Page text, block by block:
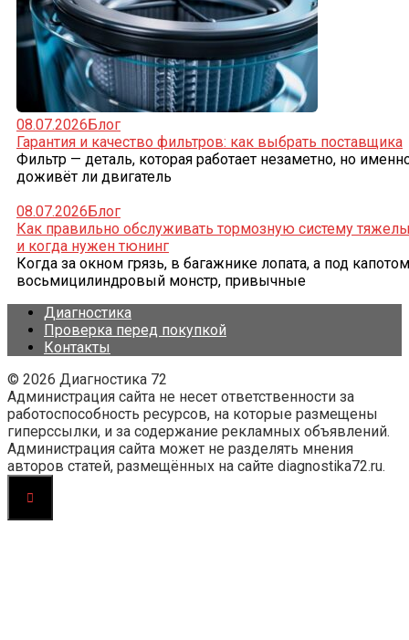
08.07.2026Блог
Гарантия и качество фильтров: как выбрать поставщика
Фильтр — деталь, которая работает незаметно, но
доживёт ли двигатель
08.07.2026Блог
Как правильно обслуживать тормозную систему
и когда нужен тюнинг
Когда за окном грязь, в багажнике лопата, а под
восьмицилиндровый монстр, привычные
Диагностика
Проверка перед покупкой
Контакты
© 2026 Диагностика 72
Администрация сайта не несет ответственности за
работоспособность ресурсов, на которые размещены
гиперссылки, и за содержание рекламных объявлений.
Администрация сайта может не разделять мнения
авторов статей, размещённых на сайте diagnostika72.ru.